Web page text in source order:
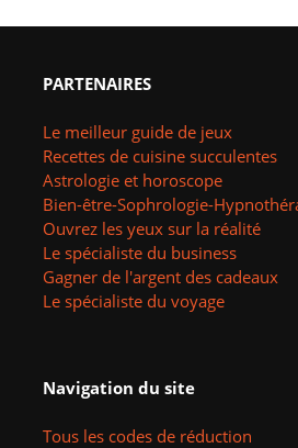
PARTENAIRES
Le meilleur guide de jeux
Recettes de cuisine succulentes
Astrologie et horoscope
Bien-être-Sophrologie-
Ouvrez les yeux sur la réalité
Le spécialiste du business
Gagner de l'argent des cadeaux
Le spécialiste du voyage
Navigation du site
Tous les codes de réduction